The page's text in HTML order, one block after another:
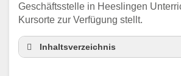
Geschäftsstelle in Heeslingen
Kursorte zur Verfügung stellt.
Inhaltsverzeichnis